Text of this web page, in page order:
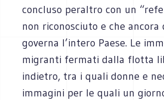
concluso peraltro con un
non riconosciuto e che
governa l’intero Paese. Le
migranti fermati dalla flotta
indietro, tra i quali donne e
immagini per le quali un